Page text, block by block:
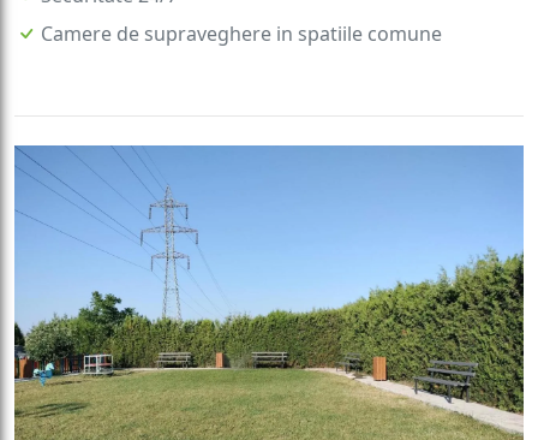
Camere de supraveghere in spatiile comune